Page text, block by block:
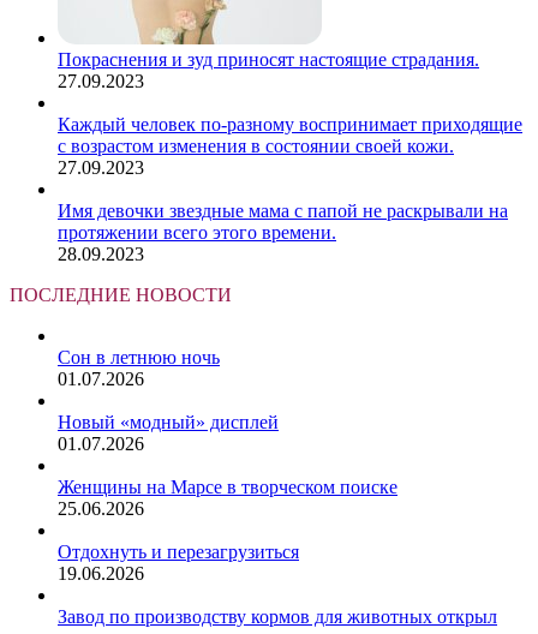
Покраснения и зуд приносят настоящие страдания.
27.09.2023
Каждый человек по-разному воспринимает приходящие
с возрастом изменения в состоянии своей кожи.
27.09.2023
Имя девочки звездные мама с папой не раскрывали на
протяжении всего этого времени.
28.09.2023
ПОСЛЕДНИЕ НОВОСТИ
Сон в летнюю ночь
01.07.2026
Новый «модный» дисплей
01.07.2026
Женщины на Марсе в творческом поиске
25.06.2026
Отдохнуть и перезагрузиться
19.06.2026
Завод по производству кормов для животных открыл